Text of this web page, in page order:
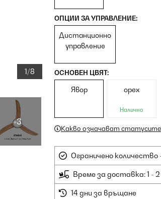
1/8
+3
ОПЦИИ ЗА УПРАВЛЕНИЕ:
Дистанционно
управление
ОСНОВЕН ЦВЯТ:
Явор орех
Налично
Какво означават
Ограничено количество
Време за доставка: 1 -
14 дни за връщане